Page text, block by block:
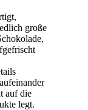
große
auf die
legt.